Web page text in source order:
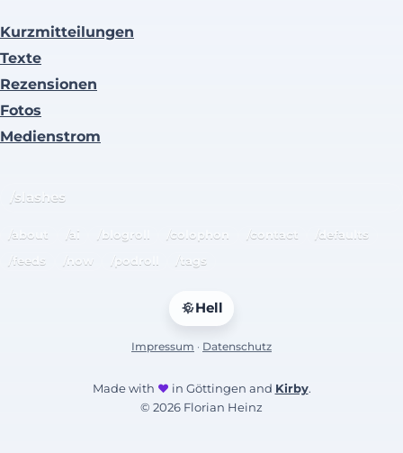
Kurzmitteilungen
Texte
Rezensionen
Fotos
Medienstrom
/slashes
/about /ai /blogroll /colophon /contact
/defaults
/feeds
/now /podroll /tags
Hell
Impressum · Datenschutz
Made with ♥ in Göttingen and Kirby.
© 2026 Florian Heinz